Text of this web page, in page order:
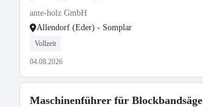
ante-holz GmbH
Allendorf (Eder) - Somplar
Vollzeit
04.08.2026
Maschinenführer für Blockbandsäge